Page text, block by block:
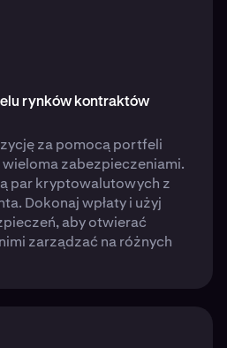
rynków kontraktów
za pomocą portfeli
zabezpieczeniami.
par kryptowalutowych z
Dokonaj wpłaty i użyj
aby otwierać
zarządzać na różnych